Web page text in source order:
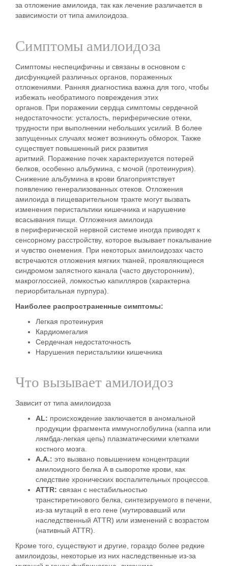
за отложение амилоида, так как лечение различается в
зависимости от типа амилоидоза.
Симптомы амилоидоза
Симптомы неспецифичны и связаны в основном с
дисфункцией различных органов, пораженных
отложениями. Ранняя диагностика важна для того, чтобы
избежать необратимого повреждения этих
органов. При поражении сердца симптомы сердечной
недостаточности: усталость, периферические отеки,
трудности при выполнении небольших усилий. В более
запущенных случаях может возникнуть обморок. Также
существует повышенный риск развития
аритмий. Поражение почек характеризуется потерей
белков, особенно альбумина, с мочой (протеинурия).
Снижение альбумина в крови благоприятствует
появлению генерализованных отеков. Отложения
амилоида в пищеварительном тракте могут вызвать
изменения перистальтики кишечника и нарушение
всасывания пищи. Отложения амилоида
в периферической нервной системе иногда приводят к
сенсорному расстройству, которое вызывает покалывание
и чувство онемения. При некоторых амилоидозах часто
встречаются отложения мягких тканей, проявляющиеся
синдромом запястного канала (часто двусторонним),
макроглоссией, ломкостью капилляров (характерна
периорбитальная пурпура).
Наиболее распространенные симптомы:
Легкая протеинурия
Кардиомегалия
Сердечная недостаточность
Нарушения перистальтики кишечника
Что вызывает амилоидоз
Зависит от типа амилоидоза
AL: происхождение заключается в аномальной
продукции фрагмента иммуноглобулина (каппа или
лямбда-легкая цепь) плазматическими клетками
костного мозга.
А.А.: это вызвано повышением концентрации
амилоидного белка А в сыворотке крови, как
следствие хронических воспалительных процессов.
ATTR: связан с нестабильностью
транстиретинового белка, синтезируемого в печени,
из-за мутаций в его гене (мутировавший или
наследственный ATTR) или изменений с возрастом
(нативный ATTR).
Кроме того, существуют и другие, гораздо более редкие
амилоидозы, некоторые из них наследственные из-за